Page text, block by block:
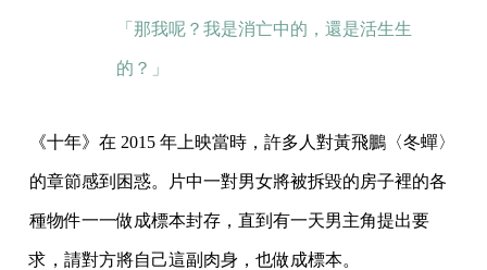
「那我呢？我是消亡中的，還是活生生
的？」
《十年》在 2015 年上映當時，許多人對黃飛鵬〈冬蟬〉
的章節感到困惑。片中一對男女將被拆毀的房子裡的各
種物件一一做成標本封存，直到有一天男主角提出要
求，請對方將自己這副肉身，也做成標本。